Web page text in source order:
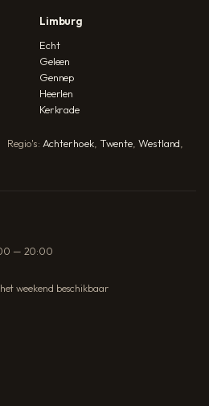
Limburg
Echt
Geleen
Gennep
Heerlen
Kerkrade
Regio's: Achterhoek, Twente, Westland,
— 20:00
weekend beschikbaar